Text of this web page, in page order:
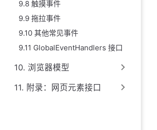
9.8 触摸事件
9.9 拖拉事件
9.10 其他常见事件
9.11 GlobalEventHandlers 接口
10. 浏览器模型
11. 附录：网页元素接口